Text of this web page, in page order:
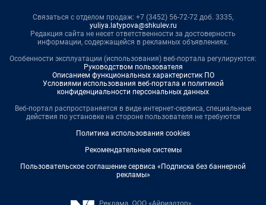
Связаться с отделом продаж: +7 (3452) 56-72-72 доб. 3335,
yuliya.latypova@shkulev.ru
Редакция сайта не несет ответственности за достоверность
информации, содержащейся в рекламных объявлениях.
Особенности эксплуатации (использования) веб-портала регулируются:
Руководством пользователя
Описанием функциональных характеристик ПО
Условиями использования веб-портала и политикой
конфиденциальности персональных данных
Веб-портал распространяется в виде интернет-сервиса, специальные
действия по установке на стороне пользователя не требуются
Политика использования cookies
Рекомендательные системы
Пользовательское соглашение сервиса «Подписка без баннерной
рекламы»